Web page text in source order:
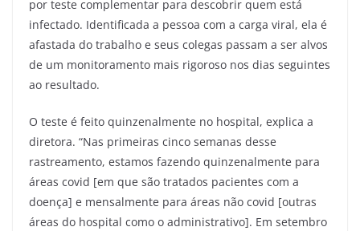
por teste complementar para descobrir quem está
infectado. Identificada a pessoa com a carga viral, ela é
afastada do trabalho e seus colegas passam a ser alvos
de um monitoramento mais rigoroso nos dias seguintes
ao resultado.
O teste é feito quinzenalmente no hospital, explica a
diretora. “Nas primeiras cinco semanas desse
rastreamento, estamos fazendo quinzenalmente para
áreas covid [em que são tratados pacientes com a
doença] e mensalmente para áreas não covid [outras
áreas do hospital como o administrativo]. Em setembro